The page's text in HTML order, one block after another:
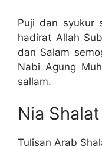
Puji dan syukur
hadirat Allah
dan Salam
Nabi Agung
sallam.
Nia
Tulisan Arab